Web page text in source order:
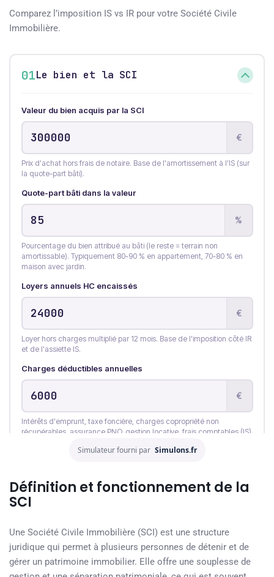
Comparez l’imposition IS vs IR pour votre Société Civile
Immobilière.
Simulateur fourni par Simulons.fr
Définition et fonctionnement de la
SCI
Une Société Civile Immobilière (SCI) est une structure
juridique qui permet à plusieurs personnes de détenir et de
gérer un patrimoine immobilier. Elle offre une souplesse de